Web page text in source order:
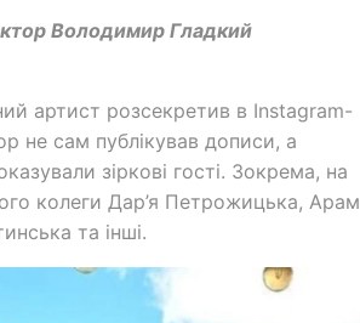
Володимир Гладкий
артист розсекретив в Instagram-
не сам публікував дописи, а
зіркові гості. Зокрема, на
колеги Дар’я Петрожицька, Арам
та інші.